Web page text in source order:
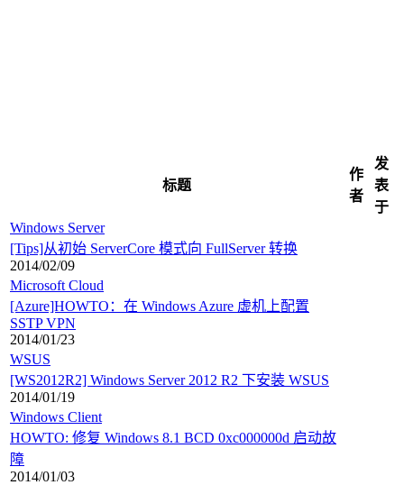
标题
作
者
发
表
于
Windows Server
[Tips]从初始 ServerCore 模式向 FullServer 转换
2014/02/09
Microsoft Cloud
[Azure]HOWTO：在 Windows Azure 虚机上配置
SSTP VPN
2014/01/23
WSUS
[WS2012R2] Windows Server 2012 R2 下安装 WSUS
2014/01/19
Windows Client
HOWTO: 修复 Windows 8.1 BCD 0xc000000d 启动故
障
2014/01/03